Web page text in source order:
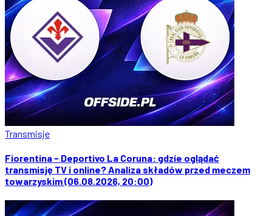
Transmisje
Fiorentina - Deportivo La Coruna: gdzie oglądać
transmisję TV i online? Analiza składów przed meczem
towarzyskim (06.08.2026, 20:00)